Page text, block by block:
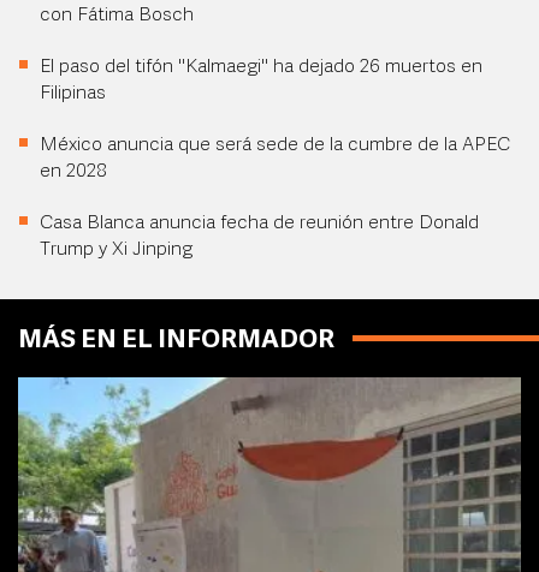
con Fátima Bosch
El paso del tifón "Kalmaegi" ha dejado 26 muertos en
Filipinas
México anuncia que será sede de la cumbre de la APEC
en 2028
Casa Blanca anuncia fecha de reunión entre Donald
Trump y Xi Jinping
MÁS EN EL INFORMADOR